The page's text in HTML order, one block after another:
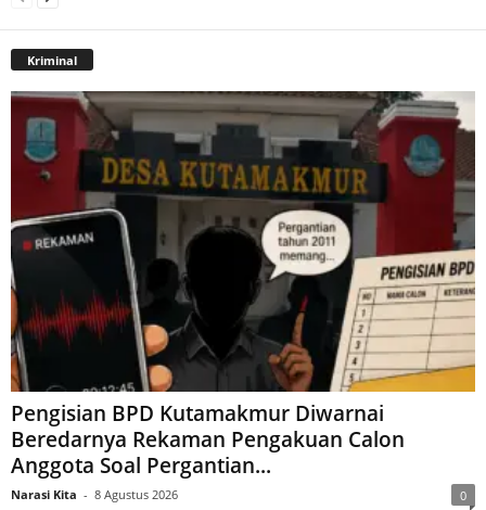
Kriminal
Pengisian BPD Kutamakmur Diwarnai
Beredarnya Rekaman Pengakuan Calon
Anggota Soal Pergantian...
Narasi Kita - 8 Agustus 2026 0